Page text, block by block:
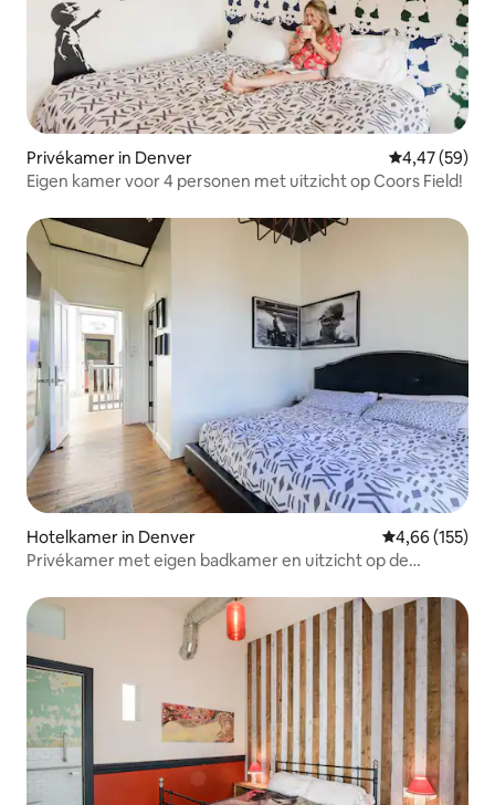
Privékamer in Denver Gemiddelde
4,47 (59)
Eigen kamer voor 4 personen met uitzicht op Coors Field!
Hotelkamer in Denver Gemiddelde
4,66 (155)
Privékamer met eigen badkamer en uitzicht op de